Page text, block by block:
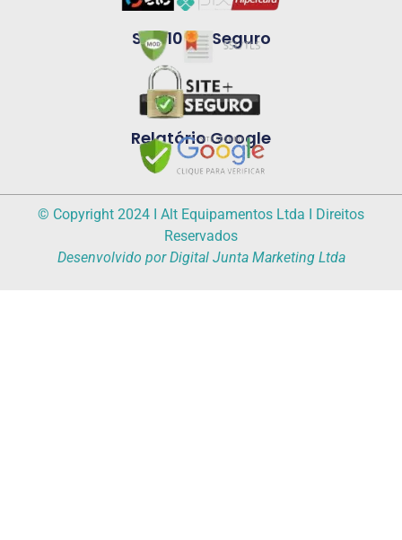
Site 100% Seguro
Relatório Google
© Copyright 2024 I Alt Equipamentos Ltda I Direitos
Reservados
Desenvolvido por Digital Junta Marketing Ltda